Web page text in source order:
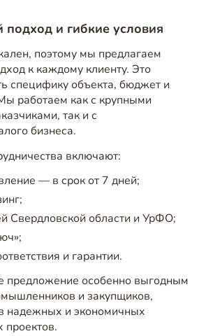
и гибкие условия
поэтому мы предлагаем
к каждому клиенту. Это
специфику объекта, бюджет и
работаем как с крупными
так и с
бизнеса.
включают:
— в срок от 7 дней;
Свердловской области и УрФО;
и гарантии.
предложение особенно выгодным
и закупщиков,
надежных и экономичных
проектов.